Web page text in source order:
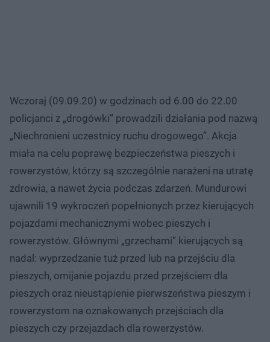
Wczoraj (09.09.20) w godzinach od 6.00 do 22.00
policjanci z „drogówki” prowadzili działania pod nazwą
„Niechronieni uczestnicy ruchu drogowego”. Akcja
miała na celu poprawę bezpieczeństwa pieszych i
rowerzystów, którzy są szczególnie narażeni na utratę
zdrowia, a nawet życia podczas zdarzeń. Mundurowi
ujawnili 19 wykroczeń popełnionych przez kierujących
pojazdami mechanicznymi wobec pieszych i
rowerzystów. Głównymi „grzechami” kierujących są
nadal: wyprzedzanie tuż przed lub na przejściu dla
pieszych, omijanie pojazdu przed przejściem dla
pieszych oraz nieustąpienie pierwszeństwa pieszym i
rowerzystom na oznakowanych przejściach dla
pieszych czy przejazdach dla rowerzystów.